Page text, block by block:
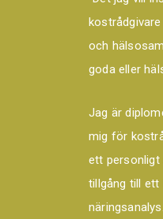
och
goda eller
Jag är
mig för
ett personligt
tillgång till ett